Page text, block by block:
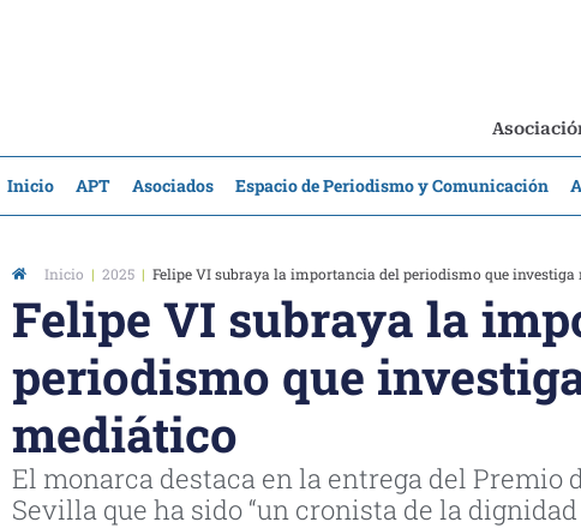
Inicio APT Asociados Espacio de Periodismo y Comunicación
Inicio | 2025 | Felipe VI subraya la importancia del periodismo que
Felipe VI subraya la
periodismo que
mediático
El monarca destaca en la entrega del Premio
Sevilla que ha sido “un cronista de la dignidad